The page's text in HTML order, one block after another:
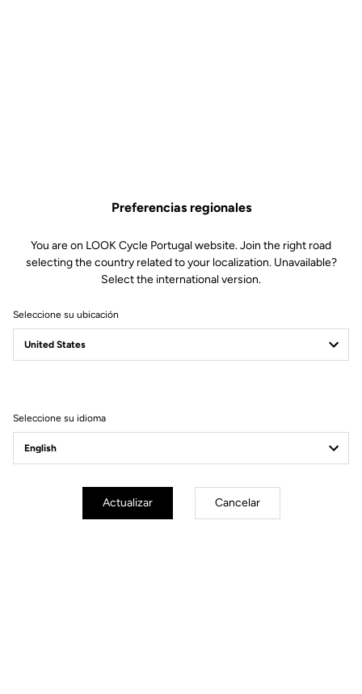
Gravel
Preferencias regionales
You are on LOOK Cycle Portugal website. Join the right road
selecting the country related to your localization. Unavailable?
Select the international version.
Seleccione su ubicación
Seleccione su idioma
Actualizar Cancelar